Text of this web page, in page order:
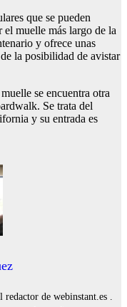
que se pueden
el muelle más largo de la
y ofrece unas
la posibilidad de avistar
se encuentra otra
Se trata del
y su entrada es
de webinstant.es .